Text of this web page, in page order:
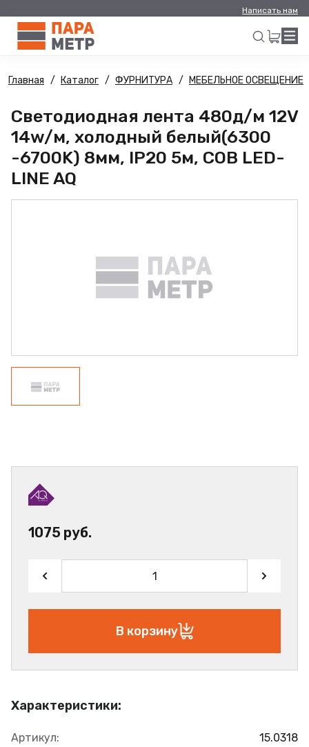
Написать нам
Искать
Главная Каталог ФУРНИТУРА МЕБЕЛЬНОЕ ОСВЕЩЕНИЕ
Светодиодная лента 480д/м 12V
14w/м, холодный белый(6300
-6700K) 8мм, IP20 5м, COB LED-
LINE AQ
Характеристики:
Артикул: 15.0318
1075 руб.
В корзину